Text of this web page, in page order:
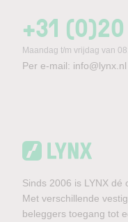
+31
Maandag t/m vrijdag van
Per e-mail: info@lynx.nl
Sinds 2006 is LYNX dé
Met verschillende
beleggers toegang tot